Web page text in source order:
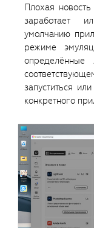
Плохая
заработает
умолчанию
режиме
запуститься
конкретного